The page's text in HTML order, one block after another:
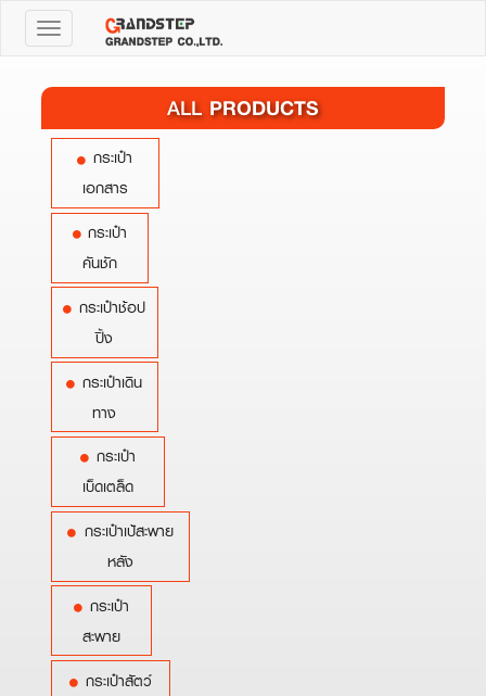
Toggle
ALL PRODUCTS
กระเป๋า
เอกสาร
กระเป๋า
คันชัก
กระเป๋าช้อป
ปิ้ง
กระเป๋าเดิน
ทาง
กระเป๋า
เบ็ดเตล็ด
กระเป๋าเป้สะพาย
หลัง
กระเป๋า
สะพาย
กระเป๋าสัตว์